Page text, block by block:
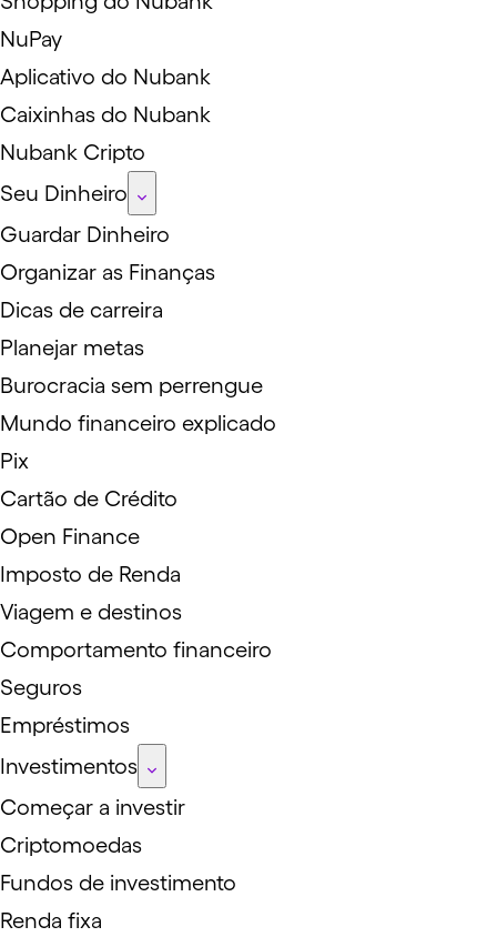
NuPay
Aplicativo do Nubank
Caixinhas do Nubank
Nubank Cripto
Seu Dinheiro
Guardar Dinheiro
Organizar as Finanças
Dicas de carreira
Planejar metas
Burocracia sem perrengue
Mundo financeiro explicado
Pix
Cartão de Crédito
Open Finance
Imposto de Renda
Viagem e destinos
Comportamento financeiro
Seguros
Empréstimos
Investimentos
Começar a investir
Criptomoedas
Fundos de investimento
Renda fixa